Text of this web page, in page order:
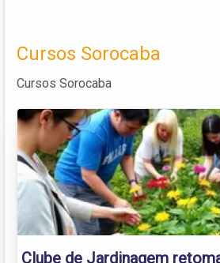
Cursos Sorocaba
Cursos Sorocaba
Clube de Jardinagem